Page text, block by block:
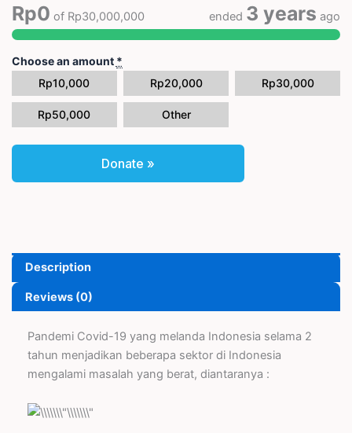
Rp0 of Rp30,000,000 ended 3 years ago
Choose an amount *
Rp10,000 Rp20,000 Rp30,000
Rp50,000 Other
Donate »
Description
Reviews (0)
Pandemi Covid-19 yang melanda Indonesia selama 2
tahun menjadikan beberapa sektor di Indonesia
mengalami masalah yang berat, diantaranya :